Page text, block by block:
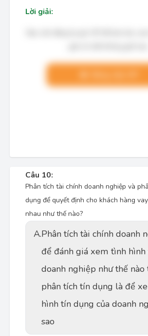
Lời giải:
Câu 10:
Phân tích tài chính doanh nghiệp và
dụng để quyết định cho khách hàng
nhau như thế nào?
A.Phân tích tài chính doanh
để đánh giá xem tình hình
doanh nghiệp như thế
phân tích tín dụng là để
hình tín dụng của doanh
sao